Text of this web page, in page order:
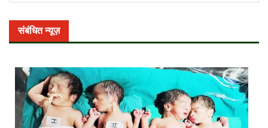
संबंधित न्यूज़